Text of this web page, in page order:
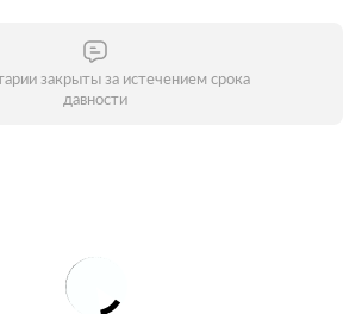
закрыты за истечением срока
давности